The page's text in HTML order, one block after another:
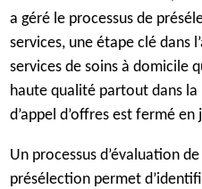
a géré le processus de
services, une étape clé dans
services de soins à domicile
haute qualité partout dans la
d’appel d’offres est fermé en
Un processus d’évaluation
présélection permet